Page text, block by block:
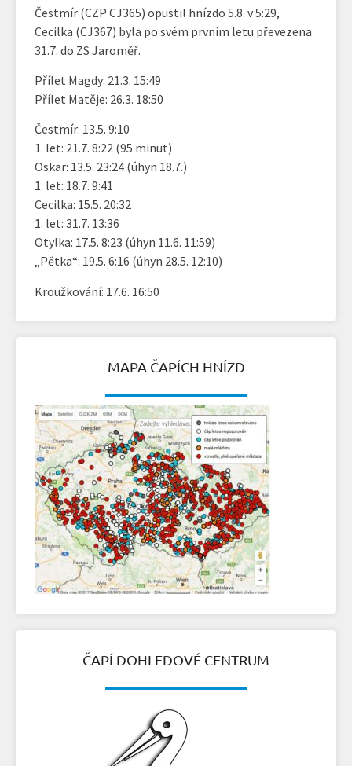
Čestmír (CZP CJ365) opustil hnízdo 5.8. v 5:29,
Cecilka (CJ367) byla po svém prvním letu převezena
31.7. do ZS Jaroměř.
Přílet Magdy: 21.3. 15:49
Přílet Matěje: 26.3. 18:50
Čestmír: 13.5. 9:10
1. let: 21.7. 8:22 (95 minut)
Oskar: 13.5. 23:24 (úhyn 18.7.)
1. let: 18.7. 9:41
Cecilka: 15.5. 20:32
1. let: 31.7. 13:36
Otylka: 17.5. 8:23 (úhyn 11.6. 11:59)
„Pětka“: 19.5. 6:16 (úhyn 28.5. 12:10)
Kroužkování: 17.6. 16:50
MAPA ČAPÍCH HNÍZD
ČAPÍ DOHLEDOVÉ CENTRUM